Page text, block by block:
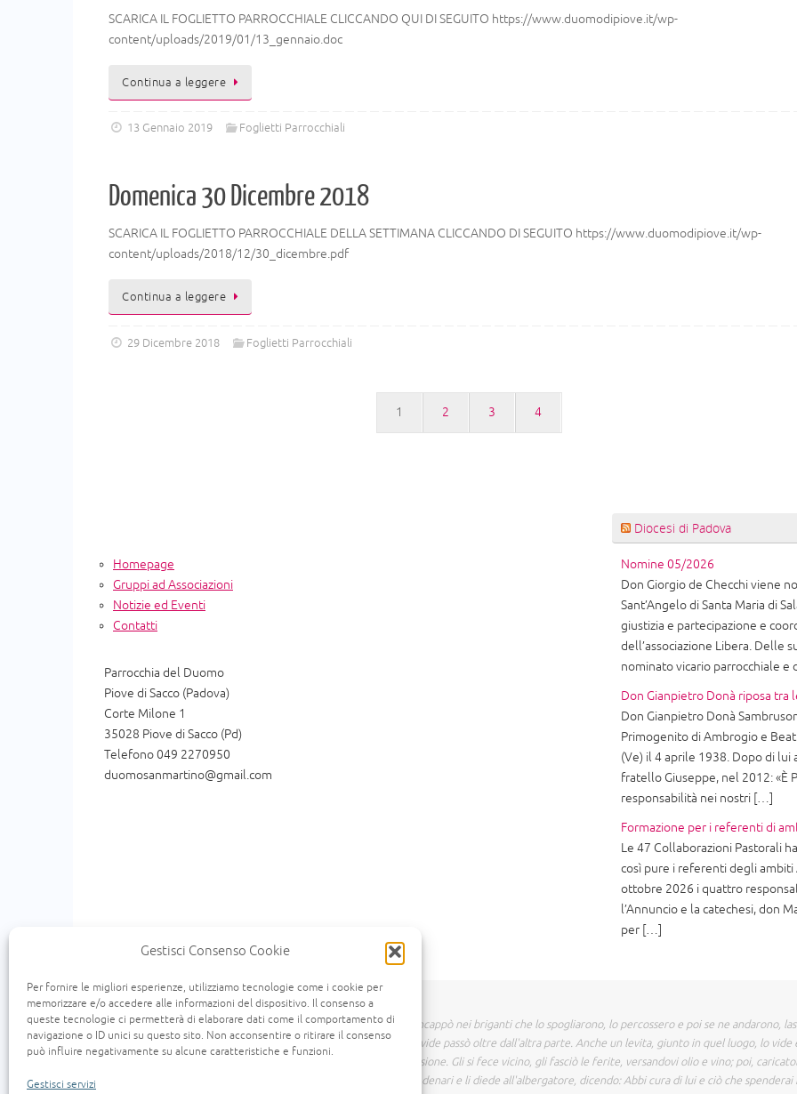
Gestisci Consenso Cookie
Per fornire le migliori esperienze, utilizziamo tecnologie come i cookie per
memorizzare e/o accedere alle informazioni del dispositivo. Il consenso a
queste tecnologie ci permetterà di elaborare dati come il comportamento di
navigazione o ID unici su questo sito. Non acconsentire o ritirare il consenso
può influire negativamente su alcune caratteristiche e funzioni.
Gestisci servizi
SCARICA IL FOGLIETTO PARROCCHIALE CLICCANDO QUI DI SEGUITO https://www.duomodipiove.it/wp-
content/uploads/2019/01/13_gennaio.doc
Continua a leggere
13 Gennaio 2019 Foglietti Parrocchiali
Domenica 30 Dicembre 2018
SCARICA IL FOGLIETTO PARROCCHIALE DELLA SETTIMANA CLICCANDO DI SEGUITO https://www.duomodipiove.it/wp-
content/uploads/2018/12/30_dicembre.pdf
Continua a leggere
29 Dicembre 2018 Foglietti Parrocchiali
1 2 3 4
Homepage
Gruppi ad Associazioni
Notizie ed Eventi
Contatti
Parrocchia del Duomo
Piove di Sacco (Padova)
Corte Milone 1
35028 Piove di Sacco (Pd)
Telefono 049 2270950
duomosanmartino@gmail.com
Diocesi di Padova
Nomine 05/2026
Don Giorgio de Checchi viene
Sant’Angelo di Santa Maria di
giustizia e partecipazione e
dell’associazione Libera. Delle
nominato vicario parrocchiale
Don Gianpietro Donà riposa tra
Don Gianpietro Donà
Primogenito di Ambrogio e
(Ve) il 4 aprile 1938. Dopo di
fratello Giuseppe, nel 2012: «È
responsabilità nei nostri […]
Formazione per i referenti di
Le 47 Collaborazioni Pastorali
così pure i referenti degli ambiti
ottobre 2026 i quattro
l’Annuncio e la catechesi, don
per […]
« Un uomo scendeva da Gerusalemme a Gerico e incappò nei briganti che lo spogliarono, lo percossero e poi se ne andarono,
scendeva per quella medesima strada e quando lo vide passò oltre dall'altra parte. Anche un levita, giunto in quel luogo, lo
viaggio, passandogli accanto lo vide e n'ebbe compassione. Gli si fece vicino, gli fasciò le ferite, versandovi olio e vino; poi,
si prese cura di lui. Il giorno seguente, estrasse due denari e li diede all'albergatore, dicendo: Abbi cura di lui e ciò che